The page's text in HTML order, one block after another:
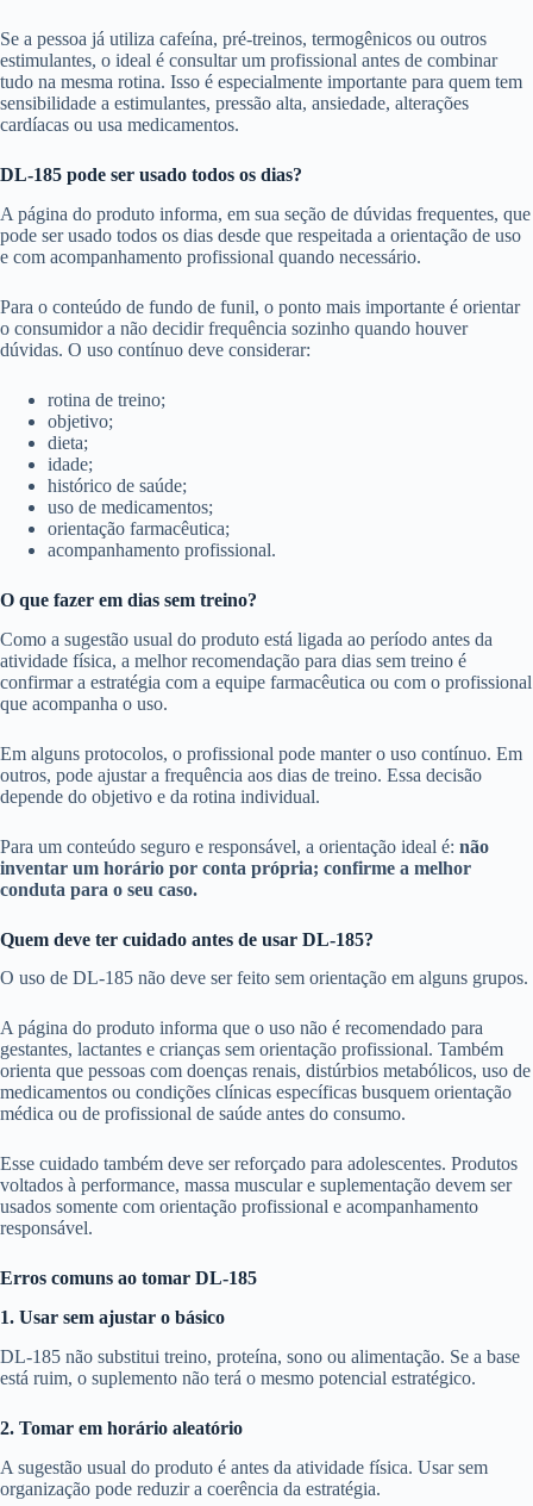
Se a pessoa já utiliza cafeína, pré-treinos, termogênicos ou outros
estimulantes, o ideal é consultar um profissional antes de combinar
tudo na mesma rotina. Isso é especialmente importante para quem tem
sensibilidade a estimulantes, pressão alta, ansiedade, alterações
cardíacas ou usa medicamentos.
DL-185 pode ser usado todos os dias?
A página do produto informa, em sua seção de dúvidas frequentes, que
pode ser usado todos os dias desde que respeitada a orientação de uso
e com acompanhamento profissional quando necessário.
Para o conteúdo de fundo de funil, o ponto mais importante é orientar
o consumidor a não decidir frequência sozinho quando houver
dúvidas. O uso contínuo deve considerar:
rotina de treino;
objetivo;
dieta;
idade;
histórico de saúde;
uso de medicamentos;
orientação farmacêutica;
acompanhamento profissional.
O que fazer em dias sem treino?
Como a sugestão usual do produto está ligada ao período antes da
atividade física, a melhor recomendação para dias sem treino é
confirmar a estratégia com a equipe farmacêutica ou com o profissional
que acompanha o uso.
Em alguns protocolos, o profissional pode manter o uso contínuo. Em
outros, pode ajustar a frequência aos dias de treino. Essa decisão
depende do objetivo e da rotina individual.
Para um conteúdo seguro e responsável, a orientação ideal é: não
inventar um horário por conta própria; confirme a melhor
conduta para o seu caso.
Quem deve ter cuidado antes de usar DL-185?
O uso de DL-185 não deve ser feito sem orientação em alguns grupos.
A página do produto informa que o uso não é recomendado para
gestantes, lactantes e crianças sem orientação profissional. Também
orienta que pessoas com doenças renais, distúrbios metabólicos, uso de
medicamentos ou condições clínicas específicas busquem orientação
médica ou de profissional de saúde antes do consumo.
Esse cuidado também deve ser reforçado para adolescentes. Produtos
voltados à performance, massa muscular e suplementação devem ser
usados somente com orientação profissional e acompanhamento
responsável.
Erros comuns ao tomar DL-185
1. Usar sem ajustar o básico
DL-185 não substitui treino, proteína, sono ou alimentação. Se a base
está ruim, o suplemento não terá o mesmo potencial estratégico.
2. Tomar em horário aleatório
A sugestão usual do produto é antes da atividade física. Usar sem
organização pode reduzir a coerência da estratégia.